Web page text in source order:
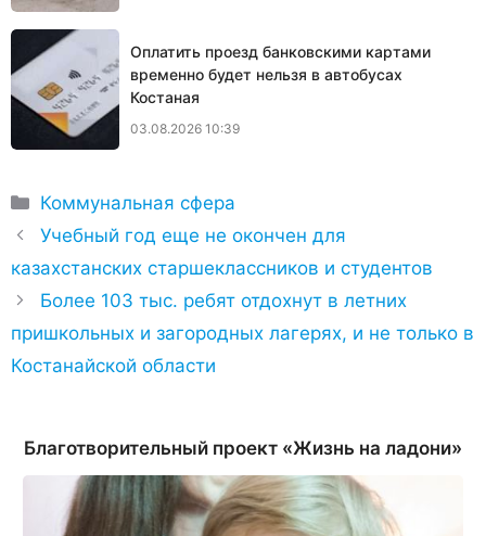
Оплатить проезд банковскими картами
временно будет нельзя в автобусах
Костаная
03.08.2026 10:39
Рубрики
Коммунальная сфера
Учебный год еще не окончен для
казахстанских старшеклассников и студентов
Более 103 тыс. ребят отдохнут в летних
пришкольных и загородных лагерях, и не только в
Костанайской области
Благотворительный проект «Жизнь на ладони»